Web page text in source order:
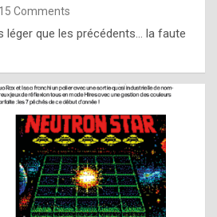
e
f
o
m
m
a
y
b
15 Comments
léger que les précédents… la faute